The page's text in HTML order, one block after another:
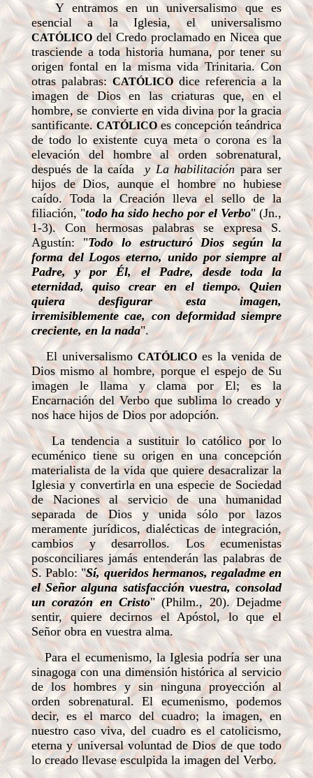
Y entramos en un universalismo que es
esencial a la Iglesia, el universalismo
CATÓLICOdel Credo proclamado en Nicea que
trasciende a toda historia humana, por tener su
origen fontal en la misma vida Trinitaria. Con
otras palabras: CATÓLICO dice referencia a la
imagen de Dios en las criaturas que, en el
hombre, se convierte en vida divina por la gracia
santificante. CATÓLICOes concepción teándrica
de todo lo existente cuya meta o corona es la
elevación del hombre al orden sobrenatural,
después de la caíday La habilitación para ser
hijos de Dios, aunque el hombre no hubiese
caído. Toda la Creación lleva el sello de la
filiación, "todo ha sido hecho por el Verbo" (Jn.,
1-3). Con hermosas palabras se expresa S.
Agustín: "Todo lo estructuró Dios según la
forma del Logos eterno, unido por siempre al
Padre, y por Él, el Padre, desde toda la
eternidad, quiso crear en el tiempo. Quien
quiera desfigurar esta imagen,
irremisiblemente cae, con deformidad siempre
creciente, en la nada".
El universalismo CATÓLlCO es la venida de
Dios mismo al hombre, porque el espejo de Su
imagen le llama y clama por El; es la
Encarnación del Verbo que sublima lo creado y
nos hace hijos de Dios por adopción.
La tendencia a sustituir lo católico por lo
ecuménico tiene su origen en una concepción
materialista de la vida que quiere desacralizar la
Iglesia y convertirla en una especie de Sociedad
de Naciones al servicio de una humanidad
separada de Dios y unida sólo por lazos
meramente jurídicos, dialécticas de integración,
cambios y desarrollos. Los ecumenistas
posconciliares jamás entenderán las palabras de
S. Pablo: "Sí, queridos hermanos, regaladme en
el Señor alguna satisfacción vuestra, consolad
un corazón en Cristo" (Philm., 20). Dejadme
sentir, quiere decirnos el Apóstol, lo que el
Señor obra en vuestra alma.
Para el ecumenismo, la Iglesia podría ser una
sinagoga con una dimensión histórica al servicio
de los hombres y sin ninguna proyección al
orden sobrenatural. El ecumenismo, podemos
decir, es el marco del cuadro; la imagen, en
nuestro caso viva, del cuadro es el catolicismo,
eterna y universal voluntad de Dios de que todo
lo creado llevase esculpida la imagen del Verbo.